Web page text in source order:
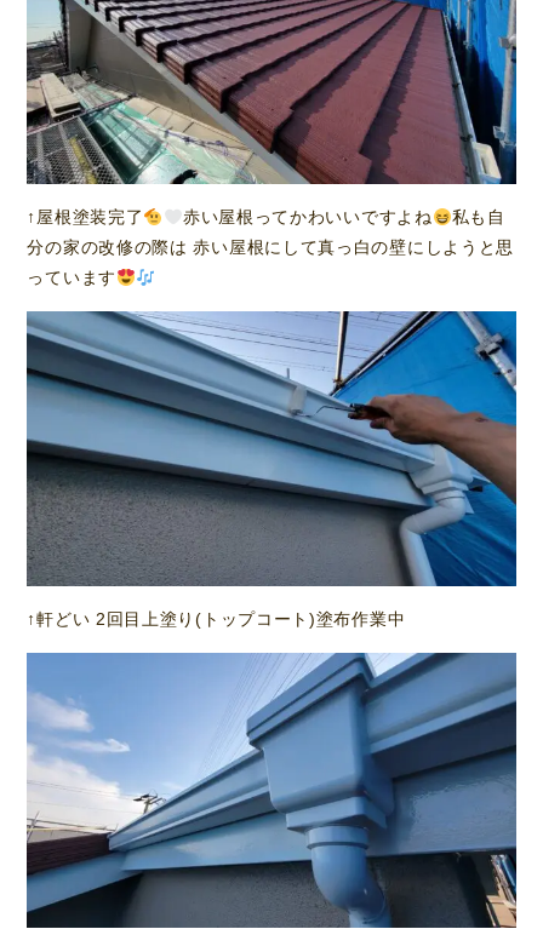
↑屋根塗装完了 赤い屋根ってかわいいですよね
私も自
分の家の改修の際は 赤い屋根にして真っ白の壁にしようと思
っています
↑軒どい 2回目上塗り(トップコート)塗布作業中